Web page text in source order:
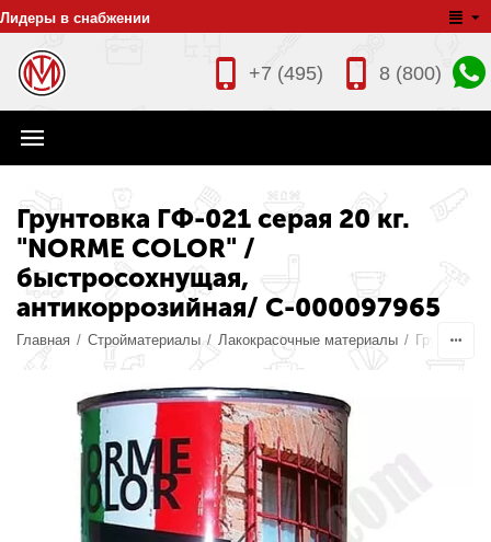
Лидеры в снабжении
8 (800)
+7 (495)
Грунтовка ГФ-021 серая 20 кг.
"NORME COLOR" /
быстросохнущая,
антикоррозийная/ С-000097965
Главная / Стройматериалы / Лакокрасочные материалы / Грунтовки